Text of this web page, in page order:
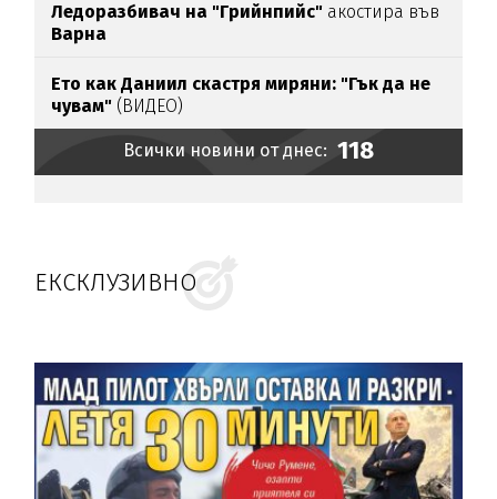
Ледоразбивач на "Грийнпийс" акостира във
Варна
Ето как Даниил скастря миряни: "Гък да не
чувам" (ВИДЕО)
Всички новини от днес: 118
ЕКСКЛУЗИВНО